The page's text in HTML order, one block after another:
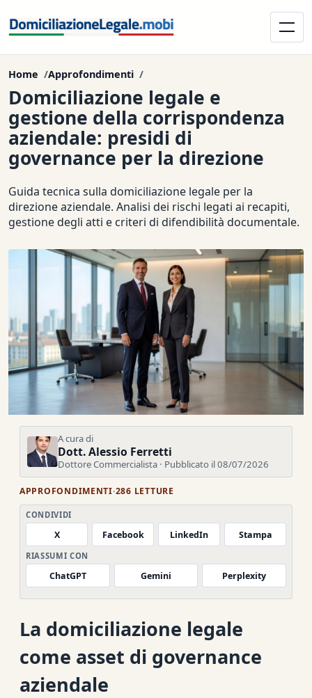
Home Approfondimenti
Domiciliazione legale e
gestione della corrispondenza
aziendale: presidi di
governance per la direzione
Guida tecnica sulla domiciliazione legale per la
direzione aziendale. Analisi dei rischi legati ai recapiti,
gestione degli atti e criteri di difendibilità documentale.
A cura di
Dott. Alessio Ferretti
Dottore Commercialista · Pubblicato il 08/07/2026
APPROFONDIMENTI·286 LETTURE
CONDIVIDI
X Facebook LinkedIn Stampa
RIASSUMI CON
ChatGPT Gemini Perplexity
La domiciliazione legale
come asset di governance
aziendale